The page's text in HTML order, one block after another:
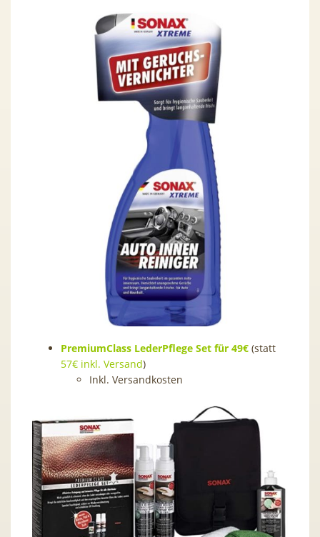
PremiumClass LederPflege Set für 49€ (statt
57€ inkl. Versand)
Inkl. Versandkosten